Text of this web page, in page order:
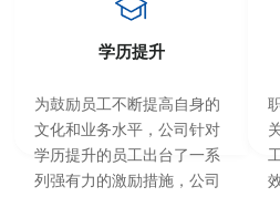
学历提升
为鼓励员工不断提高自身的
文化和业务水平，公司针对
学历提升的员工出台了一系
列强有力的激励措施，公司